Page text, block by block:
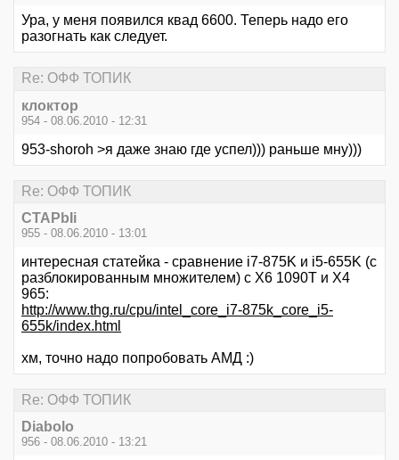
Ура, у меня появился квад 6600. Теперь надо его
разогнать как следует.
Re: ОФФ ТОПИК
клоктор
954 - 08.06.2010 - 12:31
953-shoroh >я даже знаю где успел))) раньше мну)))
Re: ОФФ ТОПИК
CTAPbIi
955 - 08.06.2010 - 13:01
интересная статейка - сравнение i7-875K и i5-655K (с
разблокированным множителем) с X6 1090T и X4
965:
http://www.thg.ru/cpu/intel_core_i7-875k_core_i5-
655k/index.html
хм, точно надо попробовать АМД :)
Re: ОФФ ТОПИК
Diabolo
956 - 08.06.2010 - 13:21